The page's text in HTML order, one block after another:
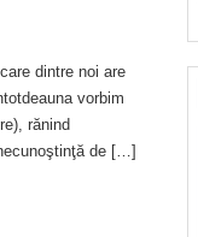
dintre noi are
vorbim
rănind
de […]